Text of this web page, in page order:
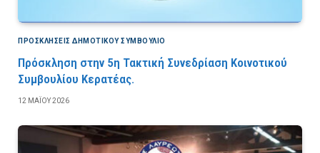
ΠΡΟΣΚΛΉΣΕΙΣ ΔΗΜΟΤΙΚΟΎ ΣΥΜΒΟΎΛΙΟ
Πρόσκληση στην 5η Τακτική Συνεδρίαση Κοινοτικού
Συμβουλίου Κερατέας.
12 ΜΑΪ́ΟΥ 2026